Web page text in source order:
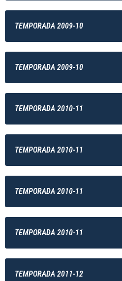
TEMPORADA 2009-10
TEMPORADA 2009-10
TEMPORADA 2010-11
TEMPORADA 2010-11
TEMPORADA 2010-11
TEMPORADA 2010-11
TEMPORADA 2011-12